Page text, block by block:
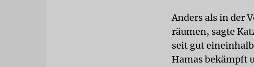
Anders als in der
räumen, sagte
seit gut
Hamas bekämpft